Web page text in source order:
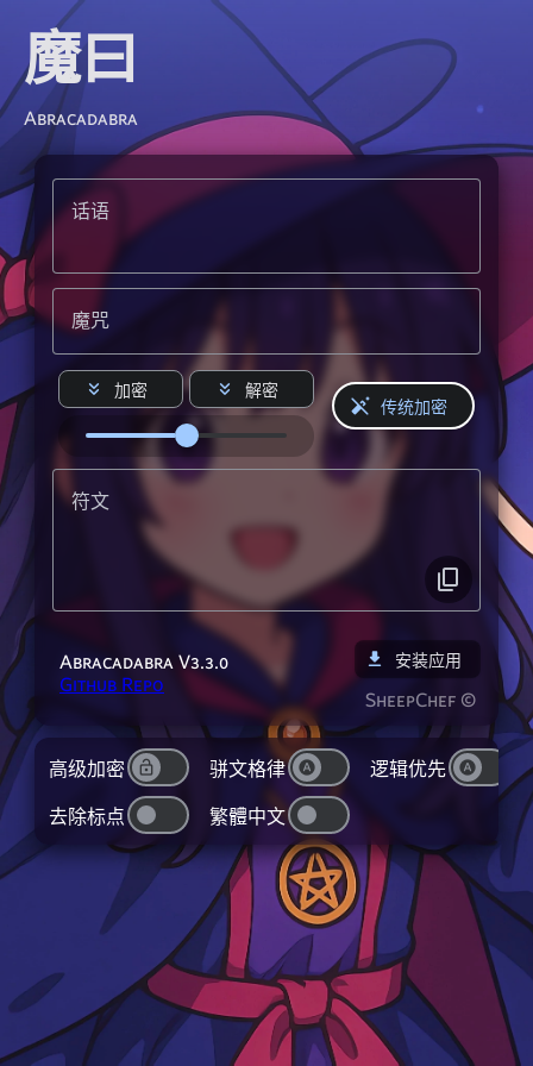
魔曰
Abracadabra
加密
解密
传统加密
Abracadabra V3.3.0
Github Repo
安装应用
SheepChef ©
高级加密 骈文格律 逻辑优先
去除标点 繁體中文